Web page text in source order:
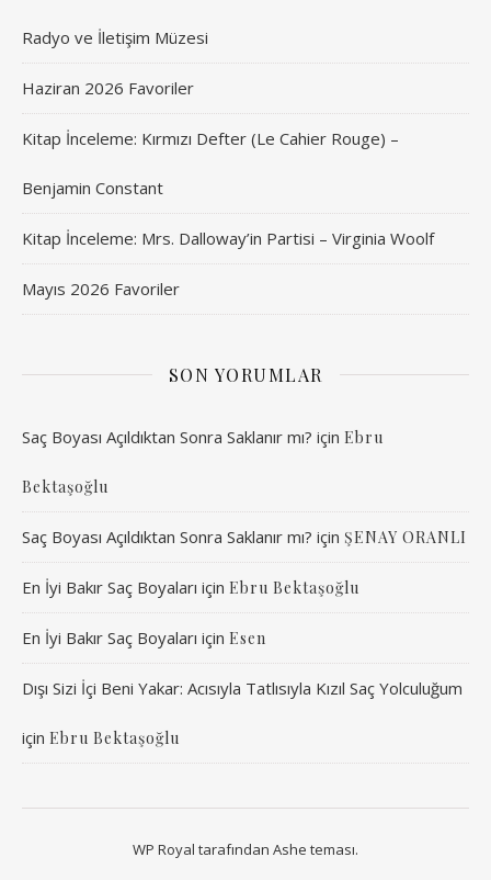
Radyo ve İletişim Müzesi
Haziran 2026 Favoriler
Kitap İnceleme: Kırmızı Defter (Le Cahier Rouge) –
Benjamin Constant
Kitap İnceleme: Mrs. Dalloway’in Partisi – Virginia Woolf
Mayıs 2026 Favoriler
SON YORUMLAR
Saç Boyası Açıldıktan Sonra Saklanır mı? için Ebru
Bektaşoğlu
Saç Boyası Açıldıktan Sonra Saklanır mı? için ŞENAY ORANLI
En İyi Bakır Saç Boyaları için Ebru Bektaşoğlu
En İyi Bakır Saç Boyaları için Esen
Dışı Sizi İçi Beni Yakar: Acısıyla Tatlısıyla Kızıl Saç Yolculuğum
için Ebru Bektaşoğlu
WP Royal tarafından Ashe teması.